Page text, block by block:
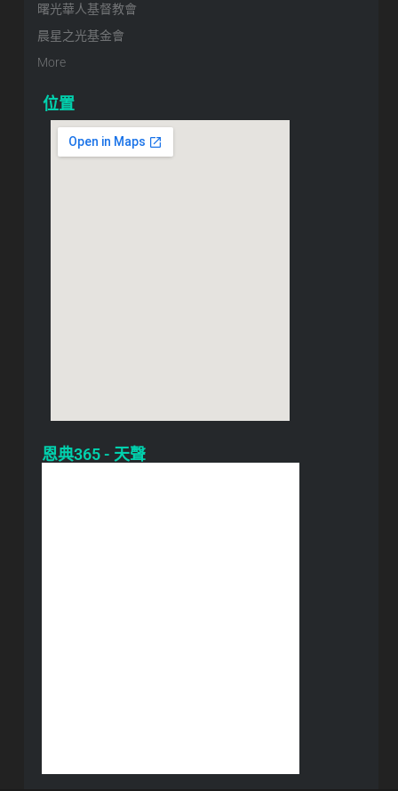
曙光華人基督教會
晨星之光基金會
More
位置
恩典365 - 天聲